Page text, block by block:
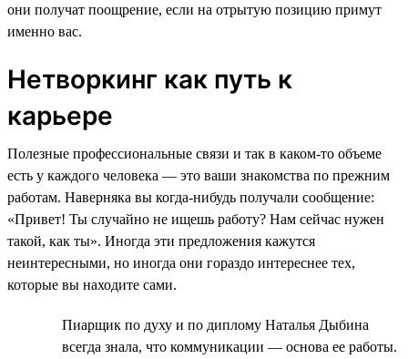
они получат поощрение, если на отрытую позицию примут
именно вас.
Нетворкинг как путь к
карьере
Полезные профессиональные связи и так в каком-то объеме
есть у каждого человека — это ваши знакомства по прежним
работам. Наверняка вы когда-нибудь получали сообщение:
«Привет! Ты случайно не ищешь работу? Нам сейчас нужен
такой, как ты». Иногда эти предложения кажутся
неинтересными, но иногда они гораздо интереснее тех,
которые вы находите сами.
Пиарщик по духу и по диплому Наталья Дыбина
всегда знала, что коммуникации — основа ее работы.